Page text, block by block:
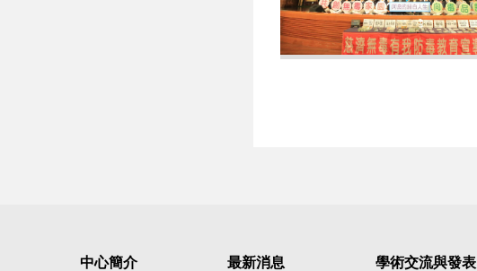
中心簡介 最新消息 學術交流與發表